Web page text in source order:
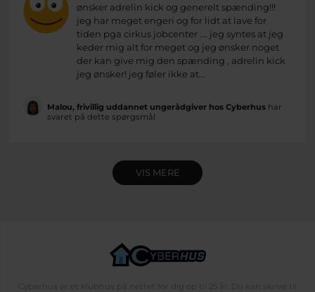
ønsker adrelin kick og generelt spænding!!!
jeg har meget engeri og for lidt at lave for
tiden pga cirkus jobcenter …. jeg syntes at jeg
keder mig alt for meget og jeg ønsker noget
der kan give mig den spænding , adrelin kick
jeg ønsker! jeg føler ikke at...
Malou, frivillig uddannet ungerådgiver hos Cyberhushar
svaret på dette spørgsmål
VIS MERE
Cyberhus er et klubhus på nettet for dig op til 25 år. Du kan skrive til